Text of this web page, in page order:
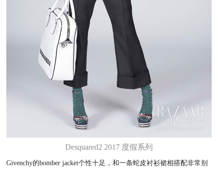
Desquared2 2017 度假系列
Givenchy的bomber jacket个性十足，和一条蛇皮衬衫裙相搭配非常别